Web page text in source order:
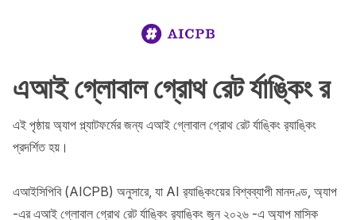
এআই গ্লোবাল গ্রোথ রেট র্যাঙ্কিং র‌‍‍‍‍‍‍‍‍‍‍‍‍‍‍‍‍‍‍‍‍‍‍‍‍‍‍‍‍‍‍‍‍‍‍‍‍‍‍‍‍‍‍‍‍‍‍‍‍‍‍‍‍‍‍‍‍‍‍‍‍‍‍‍‍‍‍‍‍‍‍‍‍‍‍‍‍‍‍‍‍‍‍‍‍‍‍‍‍‍‍‍‍‍‍‍‍‍‍‍‍‍‍‍‍‍‍‍‍‍‍‍‍‍‍‍‍‍‍‍‍‍‍‍‍‍‍‍‍‍‍‍‍‍‍‍‍‍‍‍‍‍‍‍‍‍‍‍‍‍‍‍‍‍‍‍‍‍‍‍‍‍‍‍‍‍‍‍‍‍‍‍‍‍‍‍‍‍‍‍‍‍‍‍‍‍‍‍‍‍‍‍‍‍‍‍‍‍‍‍‍‍‍‍‍‍‍‍‍‍‍‍‍‍‍‍‍‍‍‍‍‍‍‍‍‍‍‍‍‍‍‍‍‍‍‍‍‍‍‍‍‍‍‍‍‍‍‍‍‍‍‍‍‍‍‍‍‍‍‍‍‍‍‍‍‍‍‍‍‍‍‍‍‍‍‍‍‍‍‍‍‍‍‍‍‍‍‍‍‍‍‍‍‍‍‍‍‍‍‍‍‍‍‍‍‍‍‍‍‍‍‍‍‍‍‍‍‍‍‍‍‍‍‍‍‍‍‍‍‍‍‍‍‍‍‍‍‍‍‍‍‍‍‍‍‍‍‍‍‍‍‍‍‍‍‍‍‍‍‍‍‍‍‍‍‍‍‍‍‍‍‍‍‍‍‍‍‍‍‍‍‍‍‍‍‍‍‍‍‍‍‍‍‍‍‍‍‍‍‍‍‍‍‍‍‍‍‍‍‍‍‍‍‍‍‍‍‍‍‍‍‍‍‍‍‍‍‍‍‍‍‍‍‍‍‍‍‍‍‍‍‍‍‍‍‍‍‍‍‍‍‍‍‍‍‍‍‍‍‍‍‍‍‍‍‍‍‍‍‍‍‍‍‍‍‍‍‍‍‍‍‍‍‍‍‍‍‍‍‍‍‍‍‍‍‍‍‍‍‍‍‍‍‍‍‍‍‍‍‍‍‍‍‍‍‍‍‍‍‍‍‍‍‍‍‍‍‍‍‍‍‍‍‍‍‍‍‍‍‍‍‍‍‍‍‍‍‍‍‍‍‍‍‍‍‍‍‍‍‍‍‍‍‍‍‍‍‍‍‍‍‍‍‍‍‍‍‍‍‍‍‍‍‍‍‍‍‍‍‍‍‍‍‍‍‍‍‍‍‍‍‍‍‍‍‍‍‍‍‍‍‍‍‍‍‍‍‍‍‍‍‍‍‍‍‍‍‍‍‍‍‍‍‍‍‍‍‍‍‍‍‍‍‍‍‍‍‍‍‍‍‍‍‍‍‍‍‍‍‍‍‍‍‍‍‍‍‍‍‍‍‍‍‍‍‍‍‍‍‍‍‍‍‍‍‍‍‍‍‍‍‍‍‍‍‍‍‍‍‍‍‍‍‍‍‍‍‍‍‍‍‍‍‍‍‍‍‍‍‍‍‍‍‍‍‍‍‍‍‍‍‍‍‍‍‍‍‍‍‍‍‍‍‍‍‍‍‍‍‍‍‍‍‍‍‍‍‍‍‍‍‍‍‍‍‍‍‍‍‍‍‍‍‍‍‍‍‍‍‍‍‍‍‍‍‍‍‍‍‍‍‍‍‍‍‍‍‍‍‍‍‍‍‍‍‍‍‍‍‍‍‍‍‍‍‍‍‍‍‍‍‍‍‍‍‍‍‍‍‍‍‍‍‍‍‍‍‍‍‍‍‍‍‍‍‍‍‍‍‍‍‍‍‍‍‍‍‍‍‍‍‍‍‍‍‍‍‍‍‍‍‍‍‍‍‍‍‍‍‍‍‍‍‍‍‍‍‍‍‍‍‍‍‍‍‍‍‍‍‍‍‍‍‍‍‍‍‍‍‍‍‍‍‍‍‍‍‍‍‍‍‍‍‍‍‍‍‍‍‍‍‍‍‍‍‍‍‍‍‍‍‍‍‍‍‍‍‍‍‍‍‍‍‍‍‍‍‍‍‍‍‍‍‍‍‍‍‍‍‍‍‍‍‍‍‍‍‍‍‍‍‍‍‍‍‍‍‍‍‍‍‍‍‍‍‍‍‍‍‍‍‍‍‍‍‍‍‍‍‍‍‍‍‍‍‍‍‍‍‍‍‍‍‍‍‍‍‍‍‍‍‍‍‍‍‍‍‍‍‍‍‍‍‍‍‍‍‍‍‍‍‍‍‍‍‍‍‍‍‍‍‍‍‍‍‍‍‍‍‍‍‍‍‍‍‍‍‍‍‍‍‍‍‍‍‍‍‍‍‍‍‍‍‍‍‍‍‍‍‍‍‍‍‍‍‍‍‍‍‍‍‍‍‍‍‍‍‍‍‍‍‍‍‍‍‍‍‍‍‍‍‍‍‍‍‍‍‍‍‍‍‍‍‍‍‍‍‍‍‍‍‍‍‍‍‍‍‍‍‍‍‍‍‍‍‍‍‍‍‍‍‍‍‍‍‍‍‍‍‍‍‍‍‍‍‍‍‍‍‍‍‍‍‍‍‍‍‍‍‍‍‍‍‍‍‍‍‍‍‍‍‍‍‍‍‍‍‍‍‍‍‍‍‍‍‍‍‍‍‍‍‍‍‍‍‍‍‍‍‍‍‍‍‍‍‍‍‍‍‍‍‍‍‍‍‍‍‍‍‍‍‍‍‍‍‍‍‍‍‍‍‍‍‍‍‍‍‍‍‍‍‍‍‍‍‍‍‍‍‍‍‍‍‍‍‍‍‍‍‍‍‍‍‍‍‍‍‍‍‍‍‍‍‍‍‍‍‍‍‍‍‍‍‍‍‍‍‍‍‍‍‍‍‍‍‍‍‍‍‍‍‍‍‍‍‍‍‍‍‍‍‍‍‍‍‍‍‍‍‍‍‍‍‍‍‍‍‍‍‍‍‍‍‍‍‍‍‍‍‍‍‍‍‍‍‍‍‍‍‍‍‍‍‍‍‍‍‍‍‍‍‍‍‍‍‍‍‍‍‍‍‍‍‍‍‍‍‍‍‍‍‍‍‍‍‍‍‍‍‍‍‍‍‍‍‍‍‍‍‍‍‍‍‍‍‍‍‍‍‍‍‍‍‍‍‍‍‍‍‍‍‍‍‍‍‍‍‍‍‍‍‍‍‍‍‍‍‍‍‍‍‍‍‍‍‍‍‍‍‍‍‍‍‍‍‍‍‍‍‍‍‍‍‍‍‍‍‍‍‍‍‍‍‍‍‍‍‍‍‍‍‍‍‍‍‍‍‍‍‍‍‍‍‍‍‍‍‍‍‍‍‍‍‍‍‍‍‍‍‍‍‍‍‍‍‍‍‍‍‍‍‍‍‍‍‍‍‍‍‍‍‍‍‍‍‍‍‍‍‍‍‍‍‍‍‍‍‍‍‍‍‍‍‍‍‍‍‍‍‍‍‍‍‍‍‍‍‍‍‍‍‍‍‍‍‍‍‍‍‍‍‍‍‍‍‍‍‍‍‍‍‍‍‍‍‍‍‍‍‍‍‍‍‍‍‍‍‍‍‍‍‍‍‍‍‍‍‍‍‍‍‍‍‍‍‍‍‍‍‍‍‍‍‍‍‍‍‍‍‍‍‍‍‍‍‍‍‍‍‍‍‍‍‍‍‍‍‍‍‍‍‍‍‍‍‍‍‍‍‍‍‍‍‍‍‍‍‍‍‍‍‍‍‍‍‍‍‍‍‍‍‍‍‍‍‍‍‍‍‍‍‍‍‍‍‍‍‍‍‍‍‍‍‍‍‍‍‍‍‍‍‍‍‍‍‍‍‍‍‍‍‍‍‍‍‍‍‍‍‍‍‍‍‍‍‍‍‍‍‍‍‍‍‍‍‍‍‍‍‍‍‍‍‍‍‍‍‍‍‍‍‍‍‍‍‍‍‍‍‍‍‍‍‍‍‍‍‍‍‍‍‍‍‍‍‍‍‍‍‍‍‍‍‍‍‍‍‍‍‍‍‍‍‍‍‍‍‍‍‍‍‍‍‍‍‍‍‍‍‍‍‍‍‍‍‍‍‍‍‍‍‍‍‍‍‍‍‍‍‍‍‍‍‍‍‍‍‍‍‍‍‍‍‍‍‍‍‍‍‍‍‍‍‍‍‍‍‍‍‍‍‍‍‍‍‍‍‍‍‍‍‍‍‍‍‍‍‍‍‍‍‍‍‍‍‍‍‍‍‍‍‍‍‍‍‍‍‍‍‍‍‍‍‍‍‍‍‍‍‍‍‍‍‍‍‍‍‍‍‍‍‍‍‍‍‍‍‍‍‍‍‍‍‍‍‍
এই পৃষ্ঠায় অ্যাপ প্ল্যাটফর্মের জন্য এআই গ্লোবাল গ্রোথ রেট র্যাঙ্কিং র‍্যাঙ্কিং
প্রদর্শিত হয়।
এআইসিপিবি (AICPB) অনুসারে, যা AI র‍্যাঙ্কিংয়ের বিশ্বব্যাপী মানদণ্ড, অ্যাপ
-এর এআই গ্লোবাল গ্রোথ রেট র্যাঙ্কিং র‍্যাঙ্কিং জুন ২০২৬ -এ অ্যাপ মাসিক